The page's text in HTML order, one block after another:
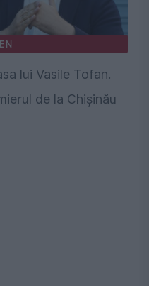
lui Vasile Tofan.
de la Chişinău